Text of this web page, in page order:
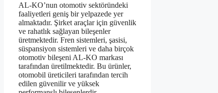
AL-KO’nun otomotiv sektöründeki
faaliyetleri geniş bir yelpazede yer
almaktadır. Şirket araçlar için güvenlik
ve rahatlık sağlayan bileşenler
üretmektedir. Fren sistemleri, şasisi,
süspansiyon sistemleri ve daha birçok
otomotiv bileşeni AL-KO markası
tarafından üretilmektedir. Bu ürünler,
otomobil üreticileri tarafından tercih
edilen güvenilir ve yüksek